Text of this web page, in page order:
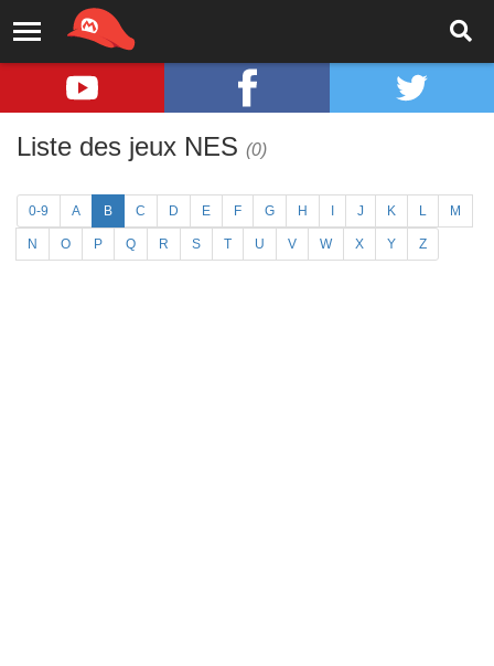
Liste des jeux NES (0)
0-9 A B C D E F G H J K L M
N O P Q R S T U V W X Y Z